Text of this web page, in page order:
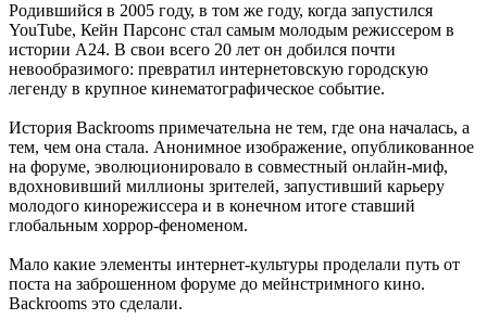
Родившийся в 2005 году, в том же году, когда запустился
YouTube, Кейн Парсонс стал самым молодым режиссером в
истории A24. В свои всего 20 лет он добился почти
невообразимого: превратил интернетовскую городскую
легенду в крупное кинематографическое событие.
История Backrooms примечательна не тем, где она началась, а
тем, чем она стала. Анонимное изображение, опубликованное
на форуме, эволюционировало в совместный онлайн-миф,
вдохновивший миллионы зрителей, запустивший карьеру
молодого кинорежиссера и в конечном итоге ставший
глобальным хоррор-феноменом.
Мало какие элементы интернет-культуры проделали путь от
поста на заброшенном форуме до мейнстримного кино.
Backrooms это сделали.